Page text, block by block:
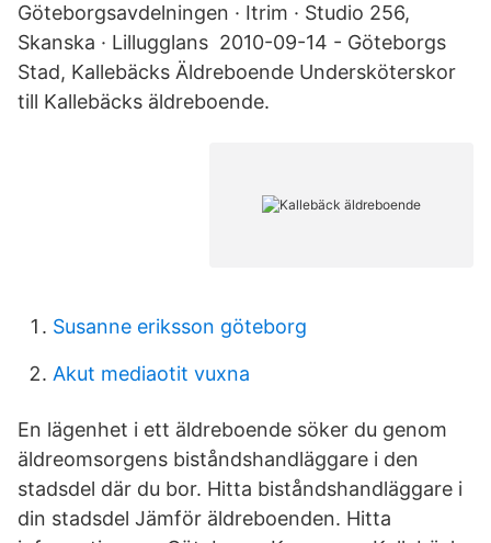
Göteborgsavdelningen · Itrim · Studio 256,
Skanska · Lillugglans 2010-09-14 - Göteborgs
Stad, Kallebäcks Äldreboende Undersköterskor
till Kallebäcks äldreboende.
Susanne eriksson göteborg
Akut mediaotit vuxna
En lägenhet i ett äldreboende söker du genom
äldreomsorgens biståndshandläggare i den
stadsdel där du bor. Hitta biståndshandläggare i
din stadsdel Jämför äldreboenden. Hitta